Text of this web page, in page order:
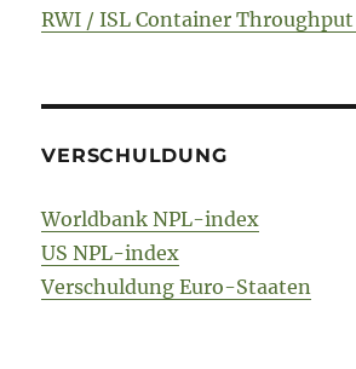
RWI / ISL Container
VERSCHULDUNG
Worldbank NPL-index
US NPL-index
Verschuldung Euro-Staaten